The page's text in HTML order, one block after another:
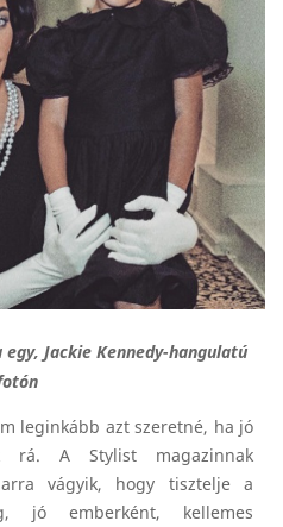
Jackie Kennedy-hangulatú
leginkább azt szeretné, ha jó
rá. A Stylist magazinnak
vágyik, hogy tisztelje a
jó emberként, kellemes